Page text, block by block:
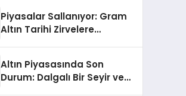
Piyasalar Sallanıyor: Gram
Altın Tarihi Zirvelere
Altın Piyasasında Son
Durum: Dalgalı Bir Seyir ve